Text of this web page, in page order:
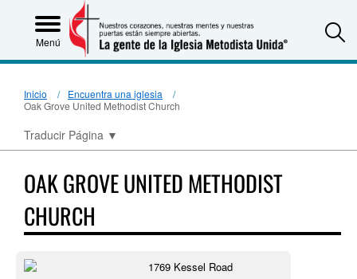
Menú
Inicio
Encuentra una iglesia
Oak Grove United Methodist Church
Traducir Página ▼
OAK GROVE UNITED METHODIST
CHURCH
1769 Kessel Road